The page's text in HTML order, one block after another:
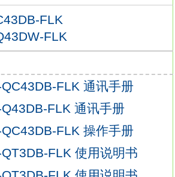
1点。
故障、加热器过电流检
点。
QC43DB-FLK
温控器已升级＆功能/性能
增加了预防维护功能，性能
FLK
FLK
FLK 通讯手册
FLK 通讯手册
FLK 操作手册
FLK 使用说明书